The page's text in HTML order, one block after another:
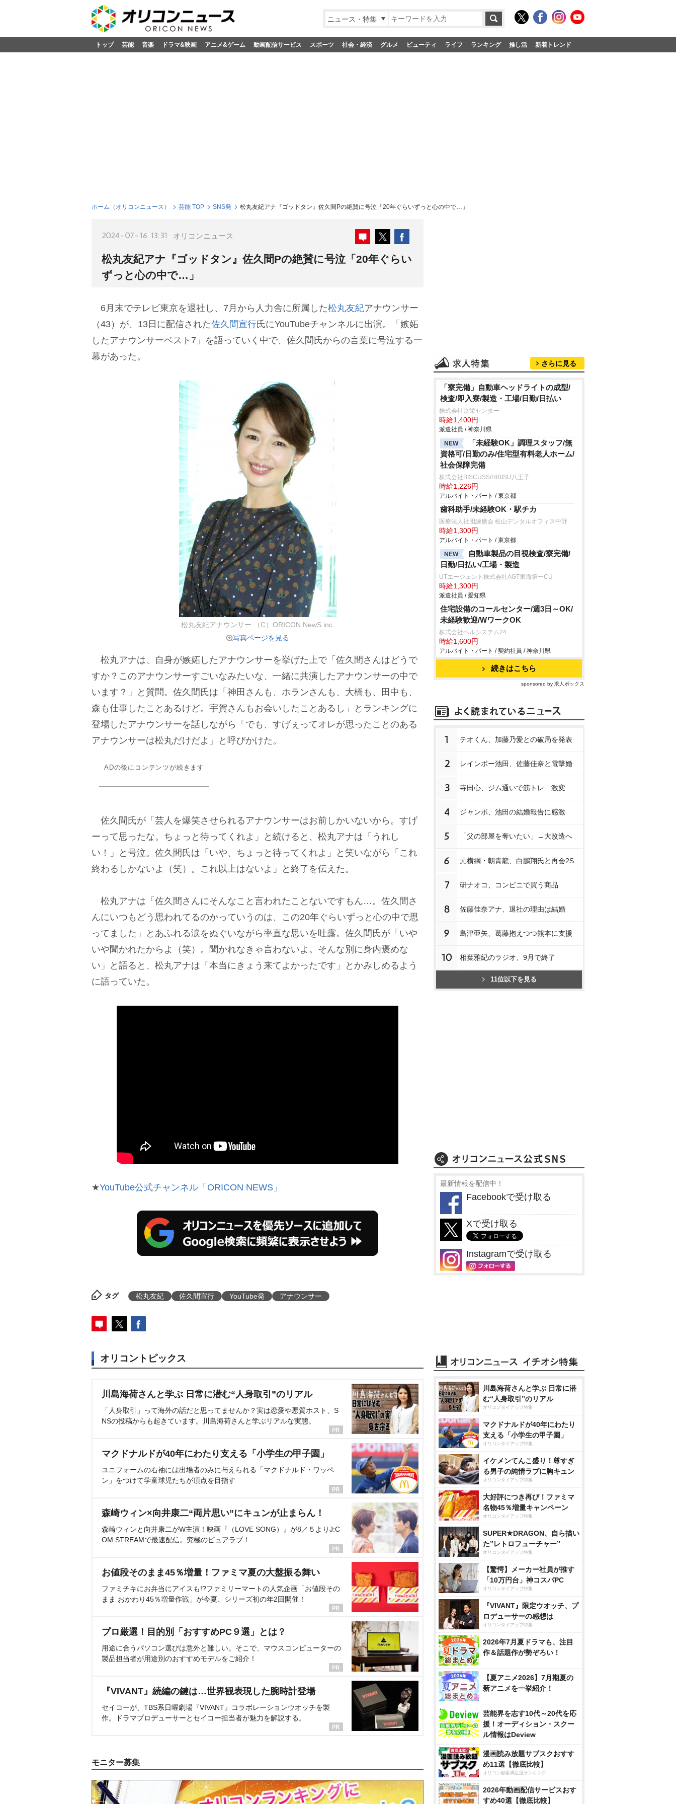
ニュース・特集
トップ 芸能 音楽 ドラマ&映画 アニメ&ゲーム 動画配信サービス スポーツ 社会・経済 グルメ ビューティ ライフ ランキング 推し活 新着トレンド
ホーム（オリコンニュース） 芸能 TOP SNS発 松丸友紀アナ『ゴッドタン』佐久間Pの絶賛に号泣「20年ぐらいずっと心の中で…」
2024-07-16 13:31 オリコンニュース
松丸友紀アナ『ゴッドタン』佐久間Pの絶賛に号泣「20年ぐらい
ずっと心の中で…」
6月末でテレビ東京を退社し、7月から人力舎に所属した松丸友紀アナウンサー
（43）が、13日に配信された佐久間宣行氏にYouTubeチャンネルに出演。「嫉妬
したアナウンサーベスト7」を語っていく中で、佐久間氏からの言葉に号泣する一
幕があった。
松丸友紀アナウンサー （C）ORICON NewS inc.
写真ページを見る
松丸アナは、自身が嫉妬したアナウンサーを挙げた上で「佐久間さんはどうで
すか？このアナウンサーすごいなみたいな、一緒に共演したアナウンサーの中で
います？」と質問。佐久間氏は「神田さんも、ホランさんも、大橋も、田中も、
森も仕事したことあるけど。宇賀さんもお会いしたことあるし」とランキングに
登場したアナウンサーを話しながら「でも、すげぇってオレが思ったことのある
アナウンサーは松丸だけだよ」と呼びかけた。
ADの後にコンテンツが続きます
佐久間氏が「芸人を爆笑させられるアナウンサーはお前しかいないから。すげ
ーって思ったな。ちょっと待ってくれよ」と続けると、松丸アナは「うれし
い！」と号泣。佐久間氏は「いや、ちょっと待ってくれよ」と笑いながら「これ
終わるしかないよ（笑）。これ以上はないよ」と終了を伝えた。
松丸アナは「佐久間さんにそんなこと言われたことないですもん…。佐久間さ
んにいつもどう思われてるのかっていうのは、この20年ぐらいずっと心の中で思
ってました」とあふれる涙をぬぐいながら率直な思いを吐露。佐久間氏が「い
いや聞かれたからよ（笑）。聞かれなきゃ言わないよ。そんな別に身内褒めな
い」と語ると、松丸アナは「本当にきょう来てよかったです」とかみしめるよう
に語っていた。
★YouTube公式チャンネル「ORICON NEWS」
タグ 松丸友紀 佐久間宣行 YouTube発 アナウンサー
オリコントピックス
川島海荷さんと学ぶ 日常に潜む“人身取引”のリアル
「人身取引」って海外の話だと思ってませんか？実は恋愛や悪質ホスト、S
NSの投稿からも起きています。川島海荷さんと学ぶリアルな実態。
マクドナルドが40年にわたり支える「小学生の甲子園」
ユニフォームの右袖には出場者のみに与えられる「マクドナルド・ワッペ
ン」をつけて学童球児たちが頂点を目指す
森崎ウィン×向井康二“両片思い”にキュンが止まらん！
森崎ウィンと向井康二がW主演！映画『（LOVE SONG）』が8／５よりJ:C
OM STREAMで最速配信。究極のピュアラブ！
お値段そのまま45％増量！ファミマ夏の大盤振る舞い
ファミチキにお弁当にアイスも!?ファミリーマートの人気企画「お値段その
まま おかわり45％増量作戦」が今夏、シリーズ初の年2回開催！
プロ厳選！目的別「おすすめPC９選」とは？
用途に合うパソコン選びは意外と難しい。そこで、マウスコンピューターの
製品担当者が用途別のおすすめモデルをご紹介！
『VIVANT』続編の鍵は…世界観表現した腕時計登場
セイコーが、TBS系日曜劇場『VIVANT』コラボレーションウオッチを製
作。ドラマプロデューサーとセイコー担当者が魅力を解説する。
モニター募集
さらに見る
「寮完備」自動車ヘッドライトの成型/
検査/即入寮/製造・工場/日勤/日払い
株式会社京栄センター
時給1,400円
派遣社員 / 神奈川県
NEW
「未経験OK」調理スタッフ/無
資格可/日勤のみ/住宅型有料老人ホーム/
社会保障完備
株式会社BISCUSS/HIBISU八王子
時給1,226円
アルバイト・パート / 東京都
歯科助手/未経験OK・駅チカ
医療法人社団練廣会 松山デンタルオフィス中野
時給1,300円
アルバイト・パート / 東京都
NEW
自動車製品の目視検査/寮完備/
日勤/日払い/工場・製造
UTエージェント株式会社AGT東海第一CU
時給1,300円
派遣社員 / 愛知県
住宅設備のコールセンター/週3日～OK/
未経験歓迎/WワークOK
株式会社ベルシステム24
時給1,600円
アルバイト・パート / 契約社員 / 神奈川県
続きはこちら
sponsored by 求人ボックス
1 テオくん、加藤乃愛との破局を発表
2 レインボー池田、佐藤佳奈と電撃婚
3 寺田心、ジム通いで筋トレ…激変
4 ジャンボ、池田の結婚報告に感激
5 「父の部屋を奪いたい」→大改造へ
6 元横綱・朝青龍、白鵬翔氏と再会2S
7 研ナオコ、コンビニで買う商品
8 佐藤佳奈アナ、退社の理由は結婚
9 島津亜矢、葛藤抱えつつ熊本に支援
10 相葉雅紀のラジオ、9月で終了
11位以下を見る
最新情報を配信中！
Facebookで受け取る
Xで受け取る
Instagramで受け取る
川島海荷さんと学ぶ 日常に潜
む“人身取引”のリアル
オリコンタイアップ特集
マクドナルドが40年にわたり
支える「小学生の甲子園」
オリコンタイアップ特集
イケメンてんこ盛り！尊すぎ
る男子の純情ラブに胸キュン
オリコンタイアップ特集
大好評につき再び！ファミマ
名物45％増量キャンペーン
オリコンタイアップ特集
SUPER★DRAGON、自ら描い
た”レトロフューチャー”
オリコンタイアップ特集
【驚愕】メーカー社員が推す
「10万円台」神コスパPC
オリコンタイアップ特集
『VIVANT』限定ウオッチ、プ
ロデューサーの感想は
オリコンタイアップ特集
2026年7月夏ドラマも、注目
作＆話題作が勢ぞろい！
【夏アニメ2026】7月期夏の
新アニメを一挙紹介！
芸能界を志す10代～20代を応
援！オーディション・スクー
ル情報はDeview
漫画読み放題サブスクおすす
め11選【徹底比較】
オリコン顧客満足度ランキング
2026年動画配信サービスおす
すめ40選【徹底比較】